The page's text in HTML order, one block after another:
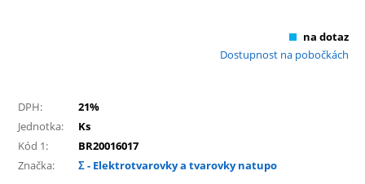
na dotaz
Dostupnost na pobočkách
DPH:
21%
Jednotka:
Ks
Kód 1:
BR20016017
Značka:
Σ - Elektrotvarovky a tvarovky natupo